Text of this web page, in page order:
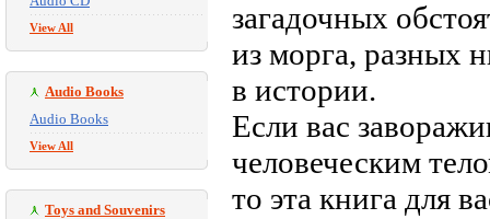
View All
Audio Books
Audio Books
View All
Toys and Souvenirs
загадочных
из морга, разных
в истории.
Если вас
человеческим
то эта книга для